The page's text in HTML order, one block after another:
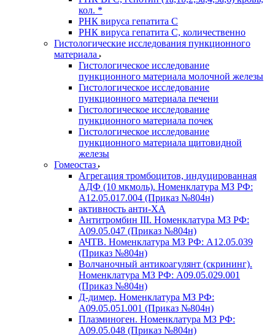
кол. *
РНК вируса гепатита C
РНК вируса гепатита C, количественно
Гистологические исследования пункционного
материала
Гистологическое исследование
пункционного материала молочной железы
Гистологическое исследование
пункционного материала печени
Гистологическое исследование
пункционного материала почек
Гистологическое исследование
пункционного материала щитовидной
железы
Гомеостаз
Агрегация тромбоцитов, индуцированная
АДФ (10 мкмоль). Номенклатура МЗ РФ:
A12.05.017.004 (Приказ №804н)
активность анти-ХА
Антитромбин III. Номенклатура МЗ РФ:
A09.05.047 (Приказ №804н)
АЧТВ. Номенклатура МЗ РФ: A12.05.039
(Приказ №804н)
Волчаночный антикоагулянт (скрининг).
Номенклатура МЗ РФ: A09.05.029.001
(Приказ №804н)
Д-димер. Номенклатура МЗ РФ:
A09.05.051.001 (Приказ №804н)
Плазминоген. Номенклатура МЗ РФ:
A09.05.048 (Приказ №804н)